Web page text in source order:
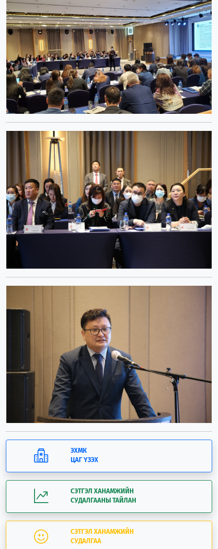
ЭХМК
ЦАГ ҮЗЭХ
СЭТГЭЛ ХАНАМЖИЙН
СУДАЛГААНЫ ТАЙЛАН
СЭТГЭЛ ХАНАМЖИЙН
СУДАЛГАА